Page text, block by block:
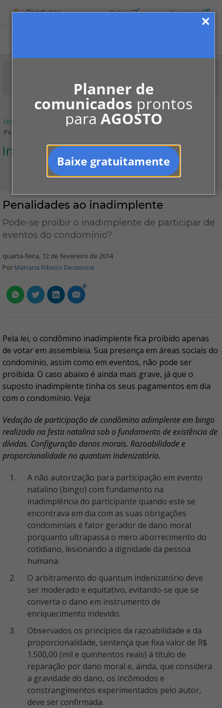
Planner de
comunicados prontos
para AGOSTO
Baixe gratuitamente
Produtos Cotar Anunciar
Home Jurisprudências
Inadimplência
Penalidades ao inadimplente
Inadimplência
Penalidades ao inadimplente
Pode-se proibir o inadimplente de participar de
eventos do condomínio?
quarta-feira, 12 de fevereiro de 2014
Por Mariana Ribeiro Desimone
0
Pela lei, o condômino inadimplente fica proibido apenas
de votar em assembleia. Sua presença em áreas sociais do
condomínio, assim como em eventos, não pode ser
proibida. O caso abaixo é ainda mais grave, já que o
suposto inadimplente tinha os seus pagamentos em dia
com o condomínio. Veja:
Vedação de participação de condômino adimplente em bingo
realizado na festa natalina sob o fundamento de existência de
dívidas. Configuração danos morais. Razoabilidade e
proporcionalidade no quantum indenizatório.
A não autorização para participação em evento
natalino (bingo) com fundamento na
inadimplência do participante quando este se
encontrava em dia com as suas obrigações
condominiais é fator gerador de dano moral
porquanto ultrapassa o mero aborrecimento do
cotidiano, lesionando a dignidade da pessoa
humana.
O arbitramento do quantum indenizatório deve
ser moderado e equitativo, evitando-se que se
converta o dano em instrumento de
enriquecimento indevido.
Observados os princípios da razoabilidade e da
proporcionalidade, sentença que fixa valor de R$
1.500,00 (mil e quinhentos reais) à título de
reparação por dano moral e, ainda, que considera
a gravidade do dano, os incômodos e
constrangimentos experimentados pelo autor,
deve ser confirmada.